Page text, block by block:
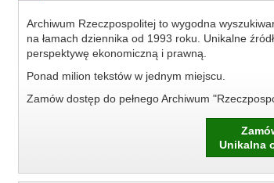
Archiwum Rzeczpospolitej to wygodna
na łamach dziennika od 1993 roku. Unikalne
perspektywę ekonomiczną i prawną.
Ponad milion tekstów w jednym miejscu.
Zamów dostęp do pełnego Archiwum
Unikalna